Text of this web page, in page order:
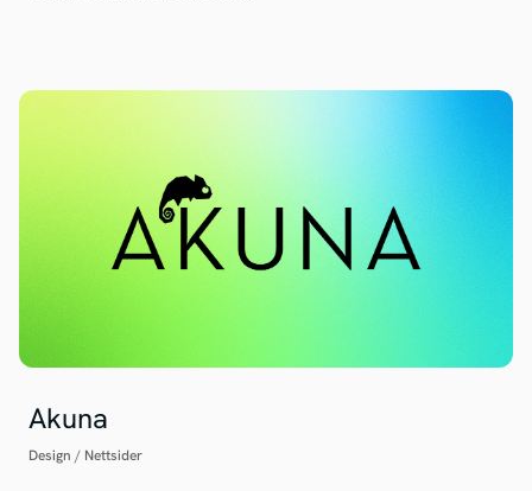
Akuna
Design / Nettsider